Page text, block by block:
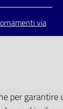
via
per